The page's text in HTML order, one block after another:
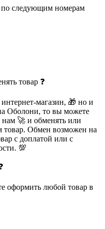
следующим номерам
39
товар ❓
интернет-магазин, 🎁 но и
Оболони, то вы можете
нам 🚀 и обменять или
Обмен возможен на
с доплатой или с
💯
оформить любой товар в